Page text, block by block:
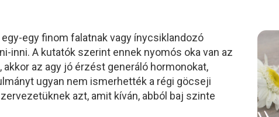
egy finom falatnak vagy ínycsiklandozó
inni. A kutatók szerint ennek nyomós oka van az
az agy jó érzést generáló hormonokat,
ugyan nem ismerhették a régi göcseji
azt, amit kíván, abból baj szinte